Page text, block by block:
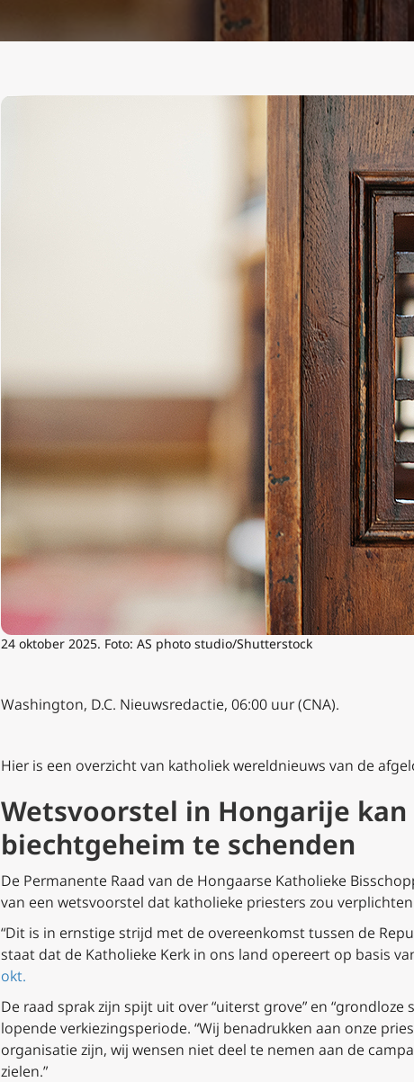
24 oktober 2025. Foto: AS photo studio/Shutterstock
Washington, D.C. Nieuwsredactie, 06:00 uur (CNA).
Hier is een overzicht van katholiek wereldnieuws van de
Wetsvoorstel in Hongarije
biechtgeheim te schenden
De Permanente Raad van de Hongaarse Katholieke
van een wetsvoorstel dat katholieke priesters zou
“Dit is in ernstige strijd met de overeenkomst tussen de
staat dat de Katholieke Kerk in ons land opereert op basis
okt.
De raad sprak zijn spijt uit over “uiterst grove” en
lopende verkiezingsperiode. “Wij benadrukken aan onze
organisatie zijn, wij wensen niet deel te nemen aan de
zielen.”